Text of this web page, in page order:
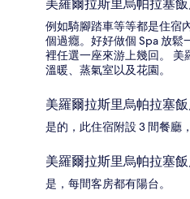
美羅爾拉斯里烏帕拉塞
例如騎腳踏車等等都是住宿
個過癮。好好做個 Spa 放鬆
裡任選一座來游上幾回。 美
溫暖、蒸氣室以及花園。
美羅爾拉斯里烏帕拉塞
是的，此住宿附設 3 間餐廳
美羅爾拉斯里烏帕拉塞
是，每間客房都有陽台。